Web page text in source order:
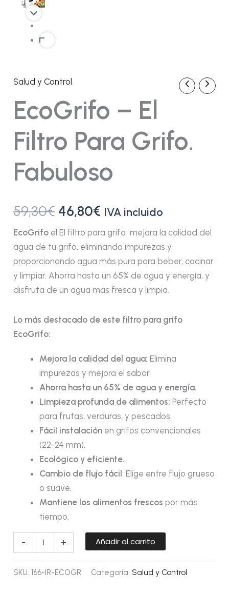
Salud y Control
EcoGrifo – El
Filtro Para Grifo.
Fabuloso
59,30€
El
precio
original
era:
59,30€.
46,80€
precio
actual
es:
46,80€.
IVA incluido
EcoGrifo el El filtro para grifo mejora la calidad del
agua de tu grifo, eliminando impurezas y
proporcionando agua más pura para beber, cocinar
y limpiar. Ahorra hasta un 65% de agua y energía, y
disfruta de un agua más fresca y limpia.
Lo más destacado de este filtro para grifo
EcoGrifo:
Mejora la calidad del agua: Elimina
impurezas y mejora el sabor.
Ahorra hasta un 65% de agua y energía.
Limpieza profunda de alimentos: Perfecto
para frutas, verduras, y pescados.
Fácil instalación en grifos convencionales
(22-24 mm).
Ecológico y eficiente.
Cambio de flujo fácil: Elige entre flujo grueso
o suave.
Mantiene los alimentos frescos por más
tiempo.
-
EcoGrifo
El
filtro
grifo.
Fabuloso
+ Añadir al carrito
SKU: 166-IR-ECOGR Categoría: Salud y Control